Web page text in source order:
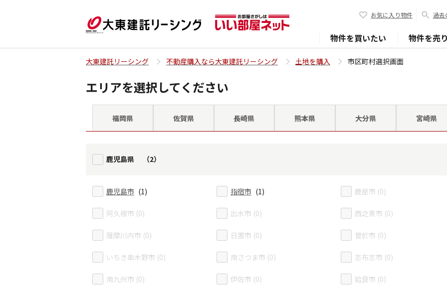
お気に入り物件 過去
物件を買いたい 物件を売
大東建託リーシング 不動産購入なら大東建託リーシング 土地を購入 市区町村選択画面
エリアを選択してください
福岡県 佐賀県 長崎県 熊本県 大分県 宮崎県
鹿児島県 （2）
鹿児島市 (1) 指宿市 (1) 鹿屋市 (0)
阿久根市 (0) 出水市 (0) 西之表市 (0)
薩摩川内市 (0) 日置市 (0) 曽於市 (0)
いちき串木野市 (0) 南さつま市 (0) 志布志市 (0)
南九州市 (0) 伊佐市 (0) 姶良市 (0)